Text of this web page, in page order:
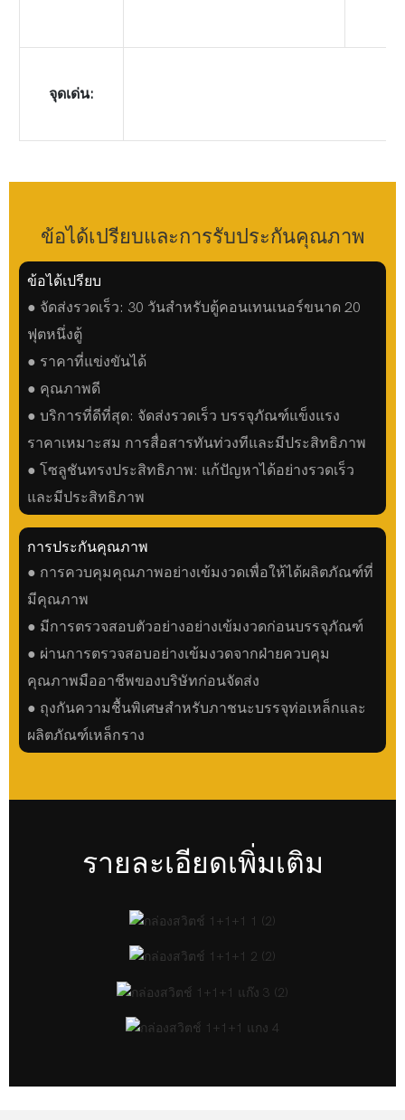
จุดเด่น:
ข้อได้เปรียบและการรับประกันคุณภาพ
ข้อได้เปรียบ
● จัดส่งรวดเร็ว: 30 วันสำหรับตู้คอนเทนเนอร์ขนาด 20
ฟุตหนึ่งตู้
● ราคาที่แข่งขันได้
● คุณภาพดี
● บริการที่ดีที่สุด: จัดส่งรวดเร็ว บรรจุภัณฑ์แข็งแรง
ราคาเหมาะสม การสื่อสารทันท่วงทีและมีประสิทธิภาพ
● โซลูชันทรงประสิทธิภาพ: แก้ปัญหาได้อย่างรวดเร็ว
และมีประสิทธิภาพ
การประกันคุณภาพ
● การควบคุมคุณภาพอย่างเข้มงวดเพื่อให้ได้ผลิตภัณฑ์ที่
มีคุณภาพ
● มีการตรวจสอบตัวอย่างอย่างเข้มงวดก่อนบรรจุภัณฑ์
● ผ่านการตรวจสอบอย่างเข้มงวดจากฝ่ายควบคุม
คุณภาพมืออาชีพของบริษัทก่อนจัดส่ง
● ถุงกันความชื้นพิเศษสำหรับภาชนะบรรจุท่อเหล็กและ
ผลิตภัณฑ์เหล็กราง
รายละเอียดเพิ่มเติม